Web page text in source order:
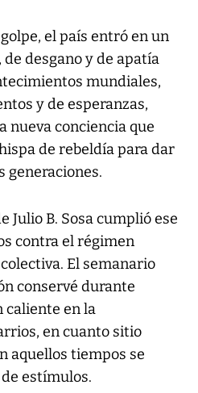
el país entró en un
desgano y de apatía
mundiales,
y de esperanzas,
nueva conciencia que
de rebeldía para dar
generaciones.
Julio B. Sosa cumplió ese
contra el régimen
El semanario
conservé durante
caliente en la
en cuanto sitio
aquellos tiempos se
estímulos.